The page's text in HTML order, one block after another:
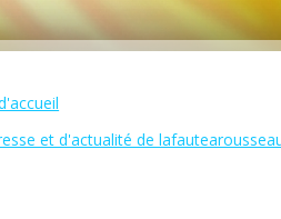
et d'actualité de